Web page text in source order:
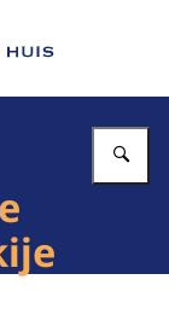
Huis